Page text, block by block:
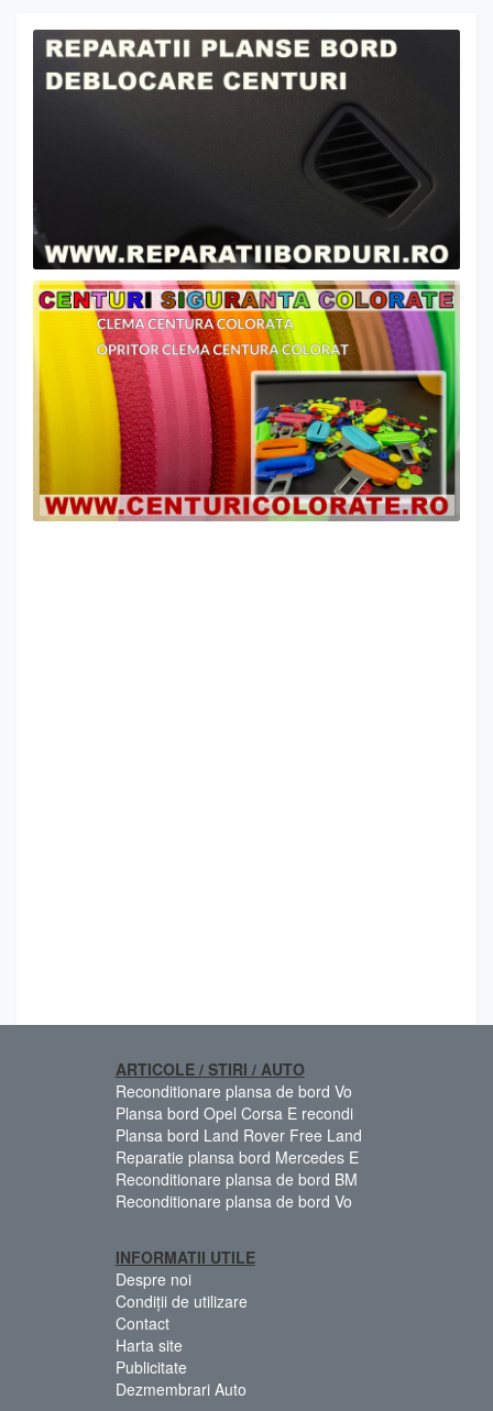
ARTICOLE / STIRI / AUTO
Reconditionare plansa de bord Vo
Plansa bord Opel Corsa E recondi
Plansa bord Land Rover Free Land
Reparatie plansa bord Mercedes E
Reconditionare plansa de bord BM
Reconditionare plansa de bord Vo
INFORMATII UTILE
Despre noi
Condiții de utilizare
Contact
Harta site
Publicitate
Dezmembrari Auto